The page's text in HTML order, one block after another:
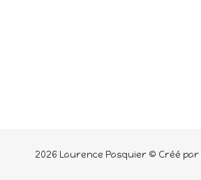
2026 Laurence Pasquier © Créé par